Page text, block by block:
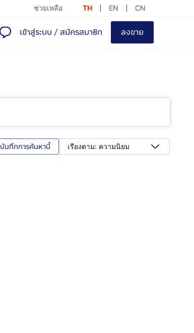
ช่วยเหลือ TH EN CN
เข้าสู่ระบบ / สมัครสมาชิก ลงขาย
บันทึกการค้นหานี้ เรียงตาม: ความนิยม